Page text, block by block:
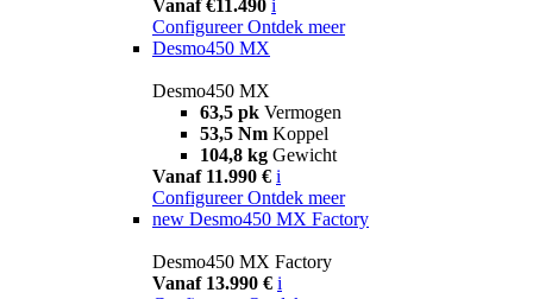
Vanaf €11.490 i
Configureer Ontdek meer
Desmo450 MX
Desmo450 MX
63,5 pk Vermogen
53,5 Nm Koppel
104,8 kg Gewicht
Vanaf 11.990 € i
Configureer Ontdek meer
new Desmo450 MX Factory
Desmo450 MX Factory
Vanaf 13.990 € i